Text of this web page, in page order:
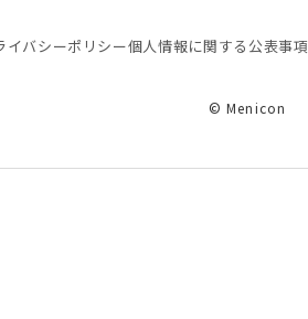
イバシーポリシー個⼈情報に関する公表事項
© Menicon